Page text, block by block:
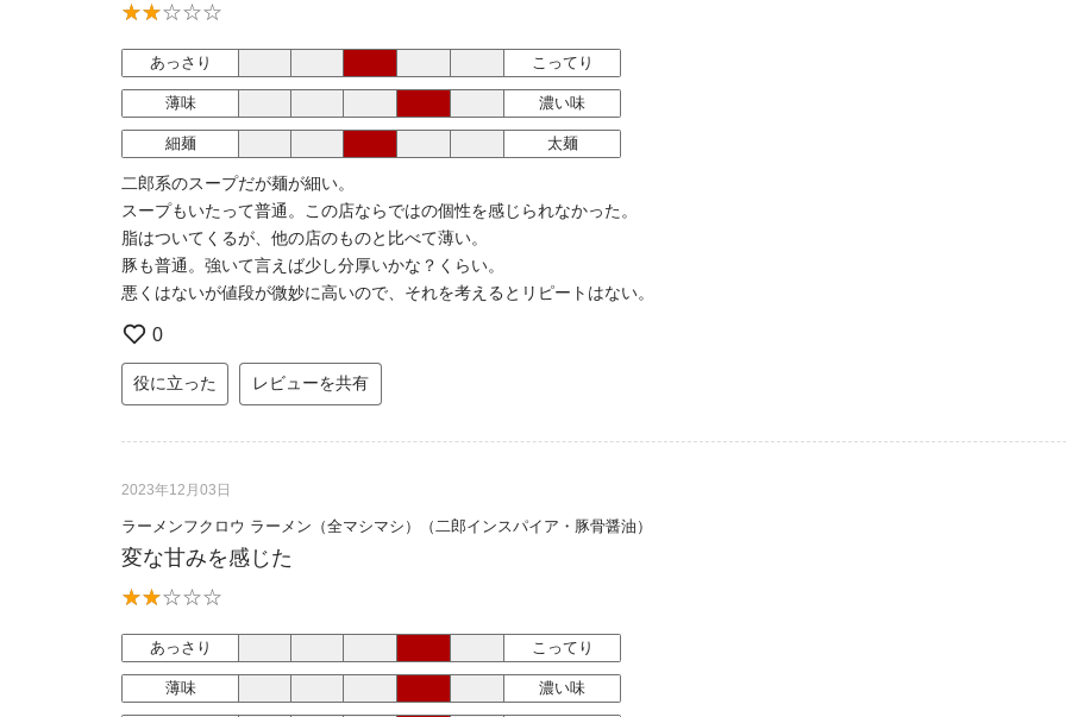
あっさり こってり
薄味 濃い味
細麺 太麺
二郎系のスープだが麺が細い。
スープもいたって普通。この店ならではの個性を感じられなかった。
脂はついてくるが、他の店のものと比べて薄い。
豚も普通。強いて言えば少し分厚いかな？くらい。
悪くはないが値段が微妙に高いので、それを考えるとリピートはない。
0
役に立った レビューを共有
2023年12月03日
ラーメンフクロウ ラーメン（全マシマシ）（二郎インスパイア・豚骨醤油）
変な甘みを感じた
あっさり こってり
薄味 濃い味